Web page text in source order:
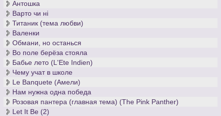
Антошка
Варто чи нi
Титаник (тема любви)
Валенки
Обмани, но останься
Во поле берёза стояла
Бабье лето (L'Ete Indien)
Чему учат в школе
Le Banquete (Амели)
Нам нужна одна победа
Розовая пантера (главная тема) (The Pink Panther)
Let It Be (2)